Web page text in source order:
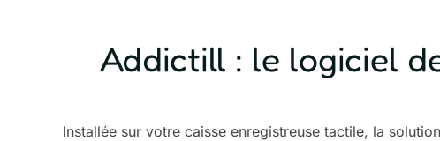
Addictill : le logiciel
Installée sur votre caisse enregistreuse tactile, la